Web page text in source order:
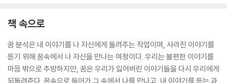
* 부록2 : 한눈에 보는 꿈 지도
* 부록3 : 소원의 편지
책 속으로
꿈 분석은 내 이야기를 나 자신에게 돌려주는 작업이며, 사라진 이야기를
듣기 위해 꿈속에서 나 자신을 만나는 여정이다. 우리는 불편한 이야기를
마음 밖으로 추방하지만, 꿈은 우리가 잃어버린 이야기들을 다시 우리에게
되돌려준다. 꿈속으로 들어가 그 속에서 나를 만나고, 내 이야기를 듣는 과